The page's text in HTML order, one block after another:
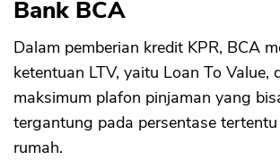
Bank BCA
Dalam pemberian kredit KPR, BCA
ketentuan LTV, yaitu Loan To Value,
maksimum plafon pinjaman yang
tergantung pada persentase
rumah.